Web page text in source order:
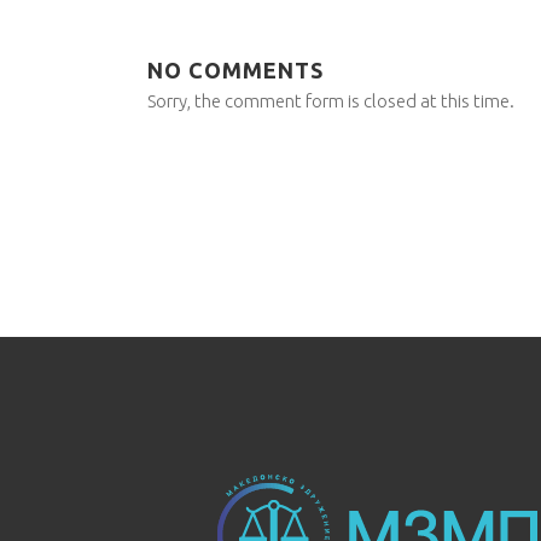
NO COMMENTS
Sorry, the comment form is closed at this time.